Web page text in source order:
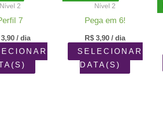
Nível 2
7
/ dia
Nível 2
Pega em 6!
R$ 3,90 / dia
SELECIONAR
DATA(S)